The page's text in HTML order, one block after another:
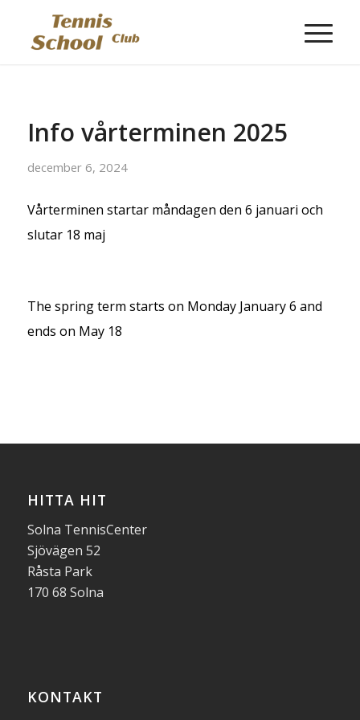
Info vårterminen 2025
december 6, 2024
Vårterminen startar måndagen den 6 januari och
slutar 18 maj
The spring term starts on Monday January 6 and
ends on May 18
HITTA HIT
Solna TennisCenter
Sjövägen 52
Råsta Park
170 68 Solna
KONTAKT